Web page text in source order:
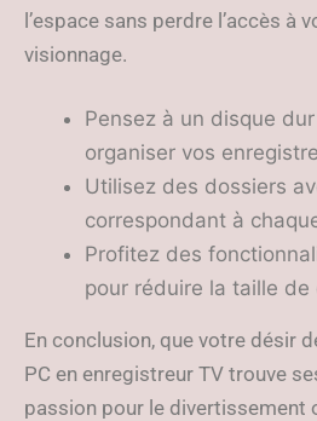
l’espace sans perdre l’accès à
visionnage.
Pensez à un disque
organiser vos
Utilisez des dossiers
correspondant à
Profitez des
pour réduire la taille
En conclusion, que votre désir
PC en enregistreur TV trouve
passion pour le divertissement